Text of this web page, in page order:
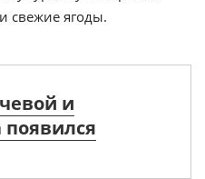
свежие ягоды.
и